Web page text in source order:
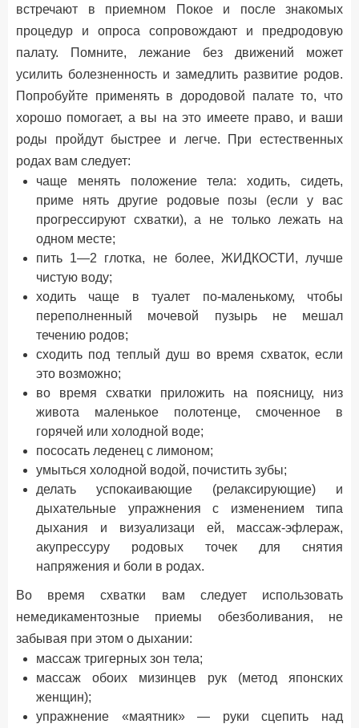
встречают в приемном Покое и после знакомых
процедур и опроса сопровождают и предродовую
палату. Помните, лежание без движений может
усилить болезненность и замедлить развитие родов.
Попробуйте применять в дородовой палате то, что
хорошо помогает, а вы на это имеете право, и ваши
роды пройдут быстрее и легче. При естественных
родах вам следует:
чаще менять положение тела: ходить, сидеть,
приме нять другие родовые позы (если у вас
прогрессируют схватки), а не только лежать на
одном месте;
пить 1—2 глотка, не более, ЖИДКОСТИ, лучше
чистую воду;
ходить чаще в туалет по-маленькому, чтобы
переполненный мочевой пузырь не мешал
течению родов;
сходить под теплый душ во время схваток, если
это возможно;
во время схватки приложить на поясницу, низ
живота маленькое полотенце, смоченное в
горячей или холодной воде;
пососать леденец с лимоном;
умыться холодной водой, почистить зубы;
делать успокаивающие (релаксирующие) и
дыхательные упражнения с изменением типа
дыхания и визуализаци ей, массаж-эфлераж,
акупрессуру родовых точек для снятия
напряжения и боли в родах.
Во время схватки вам следует использовать
немедикаментозные приемы обезболивания, не
забывая при этом о дыхании:
массаж тригерных зон тела;
массаж обоих мизинцев рук (метод японских
женщин);
упражнение «маятник» — руки сцепить над